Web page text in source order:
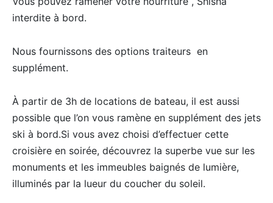
interdite à bord.
Nous fournissons des options traiteurs en
supplément.
À partir de 3h de locations de bateau, il est aussi
possible que l’on vous ramène en supplément des jets
ski à bord.Si vous avez choisi d’effectuer cette
croisière en soirée, découvrez la superbe vue sur les
monuments et les immeubles baignés de lumière,
illuminés par la lueur du coucher du soleil.